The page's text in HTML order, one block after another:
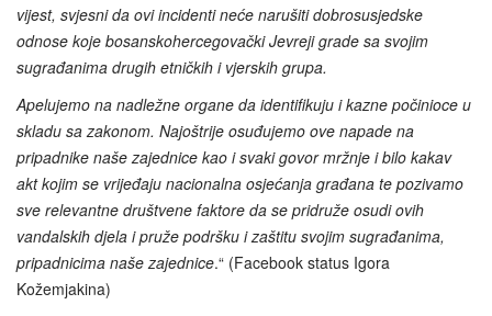
vijest, svjesni da ovi incidenti neće narušiti dobrosusjedske
odnose koje bosanskohercegovački Jevreji grade sa svojim
sugrađanima drugih etničkih i vjerskih grupa.
Apelujemo na nadležne organe da identifikuju i kazne počinioce u
skladu sa zakonom. Najoštrije osuđujemo ove napade na
pripadnike naše zajednice kao i svaki govor mržnje i bilo kakav
akt kojim se vrijeđaju nacionalna osjećanja građana te pozivamo
sve relevantne društvene faktore da se pridruže osudi ovih
vandalskih djela i pruže podršku i zaštitu svojim sugrađanima,
pripadnicima naše zajednice.“ (Facebook status Igora
Kožemjakina)